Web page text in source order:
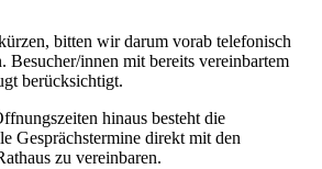
bitten wir darum vorab telefonisch
Besucher/innen mit bereits vereinbartem
berücksichtigt.
hinaus besteht die
Gesprächstermine direkt mit den
zu vereinbaren.